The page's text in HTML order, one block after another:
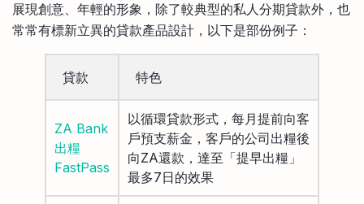
展現創意、年輕的形象，除了較典型的私人分期貸款外，也
常常有標新立異的貸款產品設計，以下是部份例子：
貸款 特色
ZA Bank
出糧
FastPass
以循環貸款形式，每月提前向客
戶預支薪金，客戶的公司出糧後
向ZA還款，達至「提早出糧」
最多7日的效果